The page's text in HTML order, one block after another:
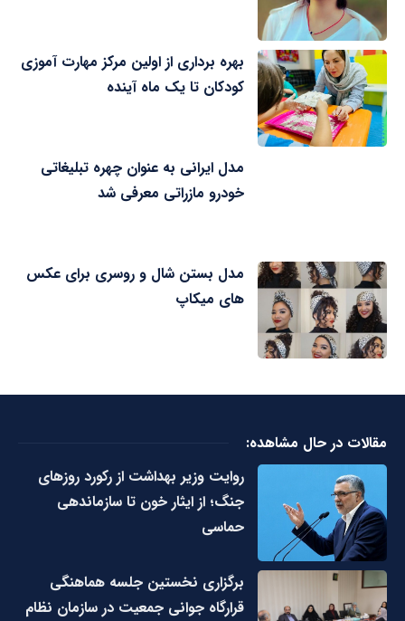
بهره برداری از اولین مرکز مهارت آموزی
کودکان تا یک ماه آینده
مدل ایرانی به عنوان چهره تبلیغاتی
خودرو مازراتی معرفی شد
مدل بستن شال و روسری برای عکس
های میکاپ
مقالات در حال مشاهده:
روایت وزیر بهداشت از رکورد روزهای
جنگ؛ از ایثار خون تا سازماندهی
حماسی
برگزاری نخستین جلسه هماهنگی
قرارگاه جوانی جمعیت در سازمان نظام